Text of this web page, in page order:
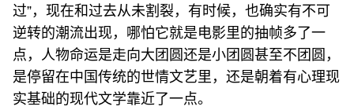
过”，现在和过去从未割裂，有时候，也确实有不可
逆转的潮流出现，哪怕它就是电影里的抽帧多了一
点，人物命运是走向大团圆还是小团圆甚至不团圆，
是停留在中国传统的世情文艺里，还是朝着有心理现
实基础的现代文学靠近了一点。